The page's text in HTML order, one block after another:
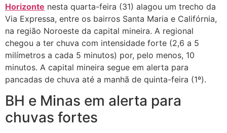
Horizonte nesta quarta-feira (31) alagou um trecho da
Via Expressa, entre os bairros Santa Maria e Califórnia,
na região Noroeste da capital mineira. A regional
chegou a ter chuva com intensidade forte (2,6 a 5
milímetros a cada 5 minutos) por, pelo menos, 10
minutos. A capital mineira segue em alerta para
pancadas de chuva até a manhã de quinta-feira (1º).
BH e Minas em alerta para
chuvas fortes